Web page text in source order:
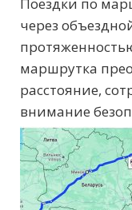
через
маршрутка
расстояние,
внимание